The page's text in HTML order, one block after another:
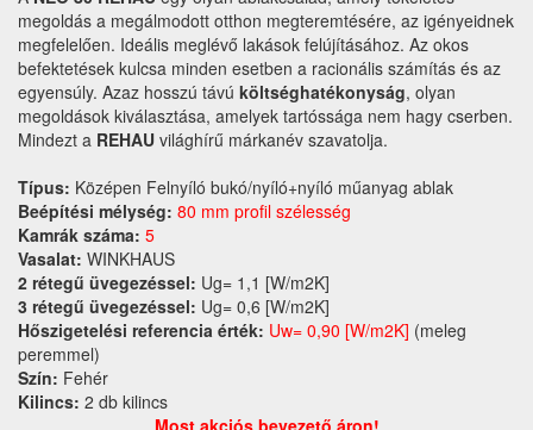
megoldás a megálmodott otthon megteremtésére, az igényeidnek
megfelelően. Ideális meglévő lakások felújításához. Az okos
befektetések kulcsa minden esetben a racionális számítás és az
egyensúly. Azaz hosszú távú költséghatékonyság, olyan
megoldások kiválasztása, amelyek tartóssága nem hagy cserben.
Mindezt a REHAU világhírű márkanév szavatolja.
Típus: Középen Felnyíló bukó/nyíló+nyíló műanyag ablak
Beépítési mélység: 80 mm profil szélesség
Kamrák száma: 5
Vasalat: WINKHAUS
2 rétegű üvegezéssel: Ug= 1,1 [W/m2K]
3 rétegű üvegezéssel: Ug= 0,6 [W/m2K]
Hőszigetelési referencia érték: Uw= 0,90 [W/m2K] (meleg
peremmel)
Szín: Fehér
Kilincs: 2 db kilincs
Most akciós bevezető áron!